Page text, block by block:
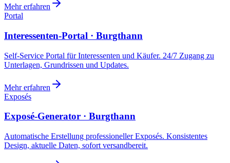
Mehr erfahren
Portal
Interessenten-Portal · Burgthann
Self-Service Portal für Interessenten und Käufer. 24/7 Zugang zu
Unterlagen, Grundrissen und Updates.
Mehr erfahren
Exposés
Exposé-Generator · Burgthann
Automatische Erstellung professioneller Exposés. Konsistentes
Design, aktuelle Daten, sofort versandbereit.